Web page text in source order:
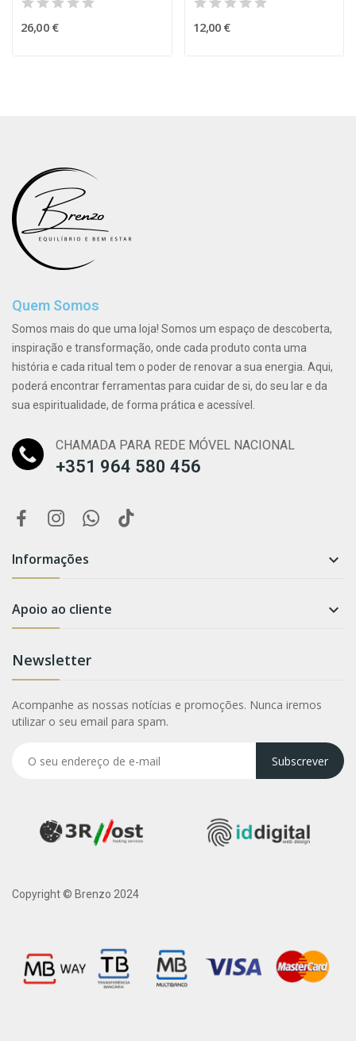
26,00 € 12,00 €
Quem Somos
Somos mais do que uma loja! Somos um espaço de descoberta,
inspiração e transformação, onde cada produto conta uma
história e cada ritual tem o poder de renovar a sua energia. Aqui,
poderá encontrar ferramentas para cuidar de si, do seu lar e da
sua espiritualidade, de forma prática e acessível.
CHAMADA PARA REDE MÓVEL NACIONAL
+351 964 580 456
Informações 
Apoio ao cliente 
Newsletter
Acompanhe as nossas notícias e promoções. Nunca iremos
utilizar o seu email para spam.
Subscrever
Copyright © Brenzo 2024